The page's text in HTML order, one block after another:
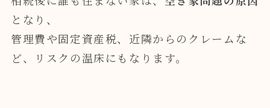
となり、
管理費や固定資産税、近隣からのクレームな
ど、リスクの温床にもなります。